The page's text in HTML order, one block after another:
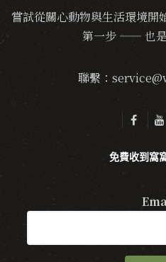
嘗試從關心動物與生活環境開
第一步 —— 也是
聯繫：
免費收到窩